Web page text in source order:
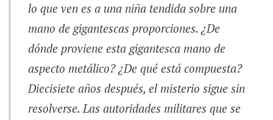
lo que ven es a una niña tendida sobre una
mano de gigantescas proporciones. ¿De
dónde proviene esta gigantesca mano de
aspecto metálico? ¿De qué está compuesta?
Diecisiete años después, el misterio sigue sin
resolverse. Las autoridades militares que se